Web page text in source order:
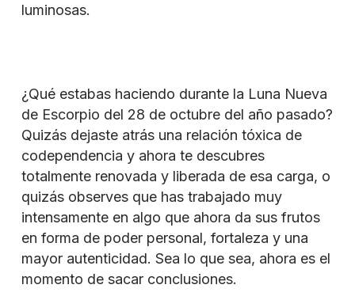
luminosas.
¿Qué estabas haciendo durante la Luna Nueva
de Escorpio del 28 de octubre del año pasado?
Quizás dejaste atrás una relación tóxica de
codependencia y ahora te descubres
totalmente renovada y liberada de esa carga, o
quizás observes que has trabajado muy
intensamente en algo que ahora da sus frutos
en forma de poder personal, fortaleza y una
mayor autenticidad. Sea lo que sea, ahora es el
momento de sacar conclusiones.